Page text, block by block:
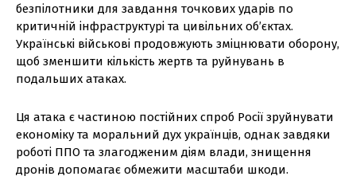
безпілотники для завдання точкових ударів по
критичній інфраструктурі та цивільних об’єктах.
Українські військові продовжують зміцнювати оборону,
щоб зменшити кількість жертв та руйнувань в
подальших атаках.
Ця атака є частиною постійних спроб Росії зруйнувати
економіку та моральний дух українців, однак завдяки
роботі ППО та злагодженим діям влади, знищення
дронів допомагає обмежити масштаби шкоди.